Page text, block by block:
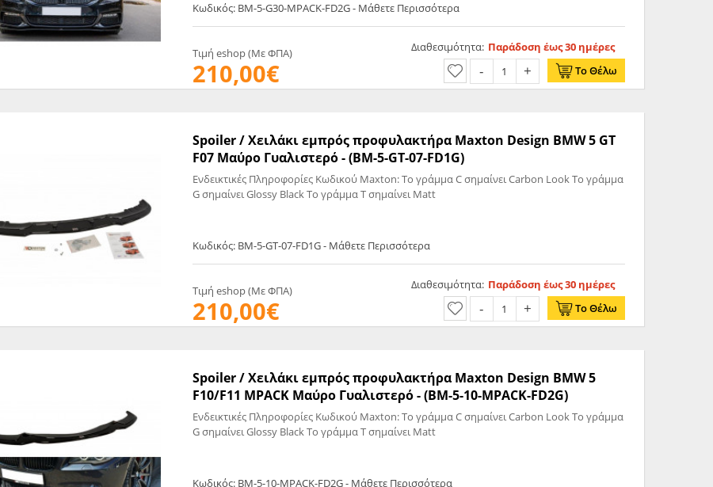
Κωδικός: BM-5-G30-MPACK-FD2G - Μάθετε Περισσότερα
Τιμή eshop (Με ΦΠΑ)
210,00€
Διαθεσιμότητα: Παράδοση έως 30 ημέρες
Το Θέλω
Spoiler / Χειλάκι εμπρός προφυλακτήρα Maxton Design BMW 5 GT
F07 Μαύρο Γυαλιστερό - (BM-5-GT-07-FD1G)
Ενδεικτικές Πληροφορίες Κωδικού Maxton: Το γράμμα C σημαίνει Carbon Look Το γράμμα
G σημαίνει Glossy Black Το γράμμα T σημαίνει Matt
Κωδικός: BM-5-GT-07-FD1G - Μάθετε Περισσότερα
Τιμή eshop (Με ΦΠΑ)
210,00€
Διαθεσιμότητα: Παράδοση έως 30 ημέρες
Το Θέλω
Spoiler / Χειλάκι εμπρός προφυλακτήρα Maxton Design BMW 5
F10/F11 MPACK Μαύρο Γυαλιστερό - (BM-5-10-MPACK-FD2G)
Ενδεικτικές Πληροφορίες Κωδικού Maxton: Το γράμμα C σημαίνει Carbon Look Το γράμμα
G σημαίνει Glossy Black Το γράμμα T σημαίνει Matt
Κωδικός: BM-5-10-MPACK-FD2G - Μάθετε Περισσότερα